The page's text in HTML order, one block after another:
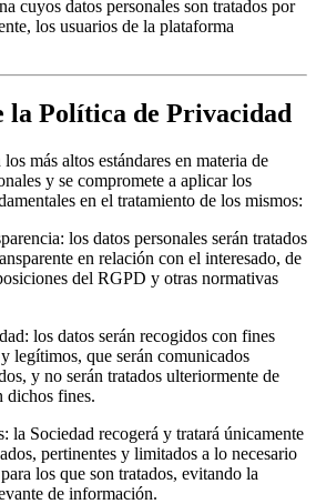
cuyos datos personales son tratados por
los usuarios de la plataforma
la Política de Privacidad
más altos estándares en materia de
y se compromete a aplicar los
en el tratamiento de los mismos:
los datos personales serán tratados
en relación con el interesado, de
del RGPD y otras normativas
los datos serán recogidos con fines
legítimos, que serán comunicados
y no serán tratados ulteriormente de
dichos fines.
la Sociedad recogerá y tratará únicamente
pertinentes y limitados a lo necesario
los que son tratados, evitando la
de información.